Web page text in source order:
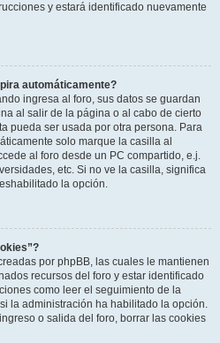
y estará identificado nuevamente
automáticamente?
ingresa al foro, sus datos se guardan
al salir de la página o al cabo de cierto
pueda ser usada por otra persona. Para
solo marque la casilla al
al foro desde un PC compartido, e.j.
etc. Si no ve la casilla, significa
la opción.
por phpBB, las cuales le mantienen
recursos del foro y estar identificado
como leer el seguimiento de la
la administración ha habilitado la opción.
o salida del foro, borrar las cookies